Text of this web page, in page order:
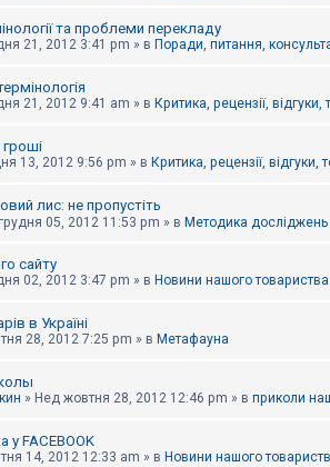
та проблеми перекладу
21, 2012 3:41 pm » в Поради, питання,
21, 2012 9:41 am » в Критика, рецензії, відгуки,
гроші
13, 2012 9:56 pm » в Критика, рецензії, відгуки,
лис: не пропустіть
05, 2012 11:53 pm » в Методика
сайту
02, 2012 3:47 pm » в Новини нашого
в Україні
28, 2012 7:25 pm » в Метафауна
» Нед жовтня 28, 2012 12:46 pm » в приколи
у FACEBOOK
14, 2012 12:33 am » в Новини нашого